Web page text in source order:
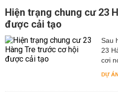
Hiện trạng chung cư 23
được cải tạo
Sau
23
cơi
DỰ